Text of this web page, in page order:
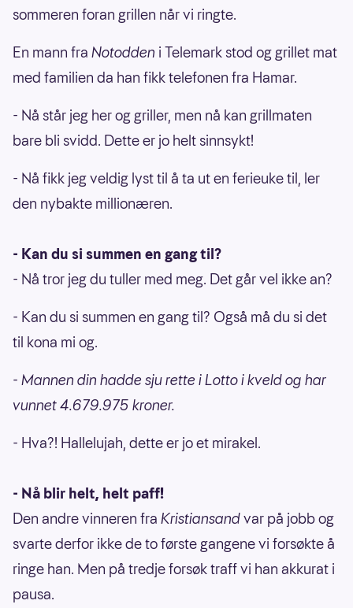
sommeren foran grillen når vi ringte.
En mann fra Notodden i Telemark stod og grillet mat
med familien da han fikk telefonen fra Hamar.
- Nå står jeg her og griller, men nå kan grillmaten
bare bli svidd. Dette er jo helt sinnsykt!
- Nå fikk jeg veldig lyst til å ta ut en ferieuke til, ler
den nybakte millionæren.
- Kan du si summen en gang til?
- Nå tror jeg du tuller med meg. Det går vel ikke an?
- Kan du si summen en gang til? Også må du si det
til kona mi og.
- Mannen din hadde sju rette i Lotto i kveld og har
vunnet 4.679.975 kroner.
- Hva?! Hallelujah, dette er jo et mirakel.
- Nå blir helt, helt paff!
Den andre vinneren fra Kristiansandvar på jobb og
svarte derfor ikke de to første gangene vi forsøkte å
ringe han. Men på tredje forsøk traff vi han akkurat i
pausa.